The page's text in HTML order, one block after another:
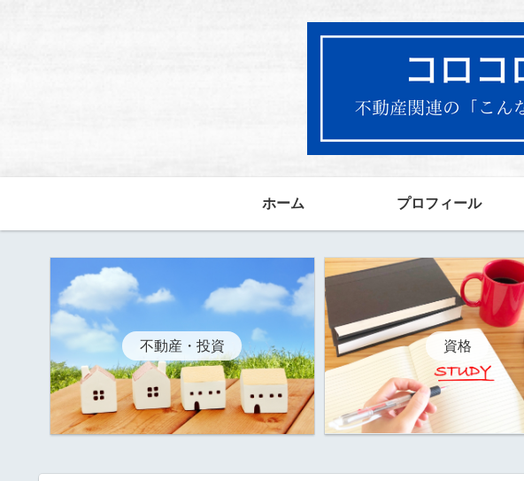
ホーム プロフィール
不動産・投資 資格